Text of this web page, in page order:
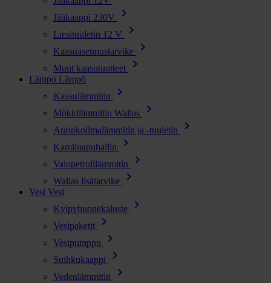
Jääkaappi 230V chevron_right
Liesituuletin 12 V chevron_right
Kaasuasennustarvike chevron_right
Muut kaasutuotteet chevron_right
Lämpö Lämpö
Kaasulämmitin
chevron_right
Mökkilämmitin Wallas chevron_right
Aurinkoilmalämmitin ja -tuuletin chevron_right
Kamiinapuhallin chevron_right
Valopetrolilämmitin chevron_right
Wallas lisätarvike chevron_right
Vesi Vesi
Kylpyhuonekaluste
chevron_right
Vesipaketit chevron_right
Vesipumppu chevron_right
Suihkukaappi chevron_right
Vedenlämmitin chevron_right